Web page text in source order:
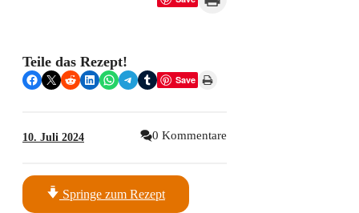
Teile das Rezept!
Share on Facebook
Share on X Share on RedditShare on LinkedIn
Share on WhatsApp
Share on Telegram
Share on TumblrSave Print this Page
10. Juli 2024 0 Kommentare
Springe zum Rezept